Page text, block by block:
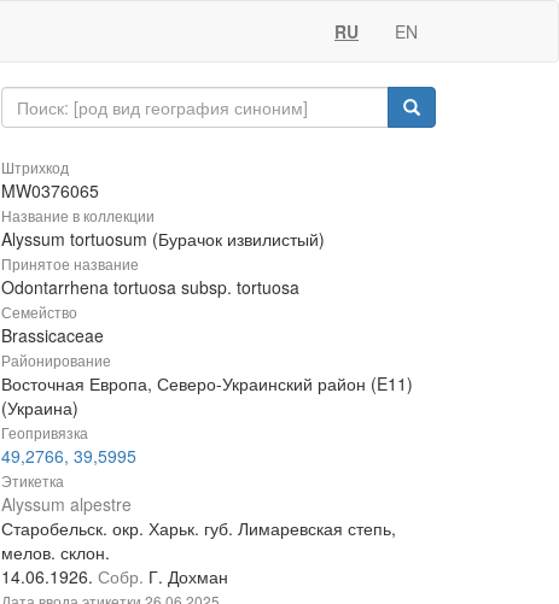
RU EN
Штрихкод
MW0376065
Название в коллекции
Alyssum tortuosum (Бурачок извилистый)
Принятое название
Odontarrhena tortuosa subsp. tortuosa
Семейство
Brassicaceae
Районирование
Восточная Европа, Северо-Украинский район (E11)
(Украина)
Геопривязка
49,2766, 39,5995
Этикетка
Alyssum alpestre
Старобельск. окр. Харьк. губ. Лимаревская степь,
мелов. склон.
14.06.1926. Собр. Г. Дохман